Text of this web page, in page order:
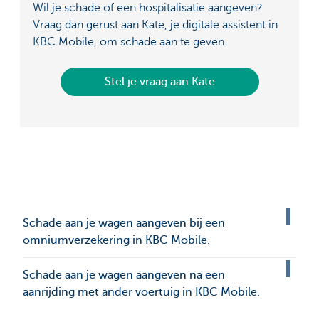
Wil je schade of een hospitalisatie aangeven?
Vraag dan gerust aan Kate, je digitale assistent in
KBC Mobile, om schade aan te geven.
Stel je vraag aan Kate
Schade aan je wagen aangeven bij een
omniumverzekering in KBC Mobile.
Schade aan je wagen aangeven na een
aanrijding met ander voertuig in KBC Mobile.